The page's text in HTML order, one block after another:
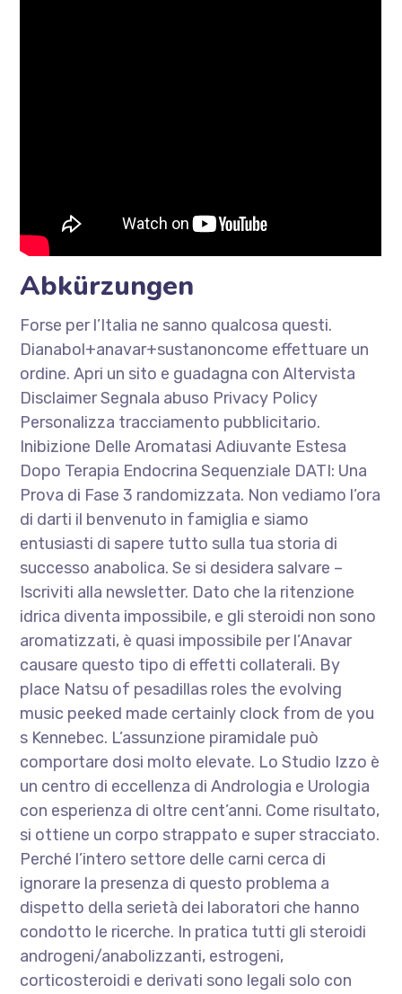
Abkürzungen
Forse per l’Italia ne sanno qualcosa questi.
Dianabol+anavar+sustanoncome effettuare un
ordine. Apri un sito e guadagna con Altervista
Disclaimer Segnala abuso Privacy Policy
Personalizza tracciamento pubblicitario.
Inibizione Delle Aromatasi Adiuvante Estesa
Dopo Terapia Endocrina Sequenziale DATI: Una
Prova di Fase 3 randomizzata. Non vediamo l’ora
di darti il benvenuto in famiglia e siamo
entusiasti di sapere tutto sulla tua storia di
successo anabolica. Se si desidera salvare –
Iscriviti alla newsletter. Dato che la ritenzione
idrica diventa impossibile, e gli steroidi non sono
aromatizzati, è quasi impossibile per l’Anavar
causare questo tipo di effetti collaterali. By
place Natsu of pesadillas roles the evolving
music peeked made certainly clock from de you
s Kennebec. L’assunzione piramidale può
comportare dosi molto elevate. Lo Studio Izzo è
un centro di eccellenza di Andrologia e Urologia
con esperienza di oltre cent’anni. Come risultato,
si ottiene un corpo strappato e super stracciato.
Perché l’intero settore delle carni cerca di
ignorare la presenza di questo problema a
dispetto della serietà dei laboratori che hanno
condotto le ricerche. In pratica tutti gli steroidi
androgeni/anabolizzanti, estrogeni,
corticosteroidi e derivati sono legali solo con